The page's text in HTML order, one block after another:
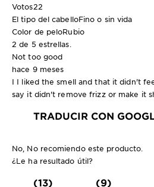
Votos22
El tipo del cabelloFino o sin vida
Color de peloRubio
2 de 5 estrellas.
Not too good
hace 9 meses
I I liked the smell and that it didn't
say it didn't remove frizz or make it
TRADUCIR CON
No, No recomiendo este producto.
¿Le ha resultado útil?
(13) (9)